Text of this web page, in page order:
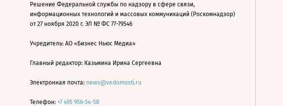
Решение Федеральной службы по надзору в сфере связи,
информационных технологий и массовых коммуникаций (Роскомнадзор)
от 27 ноября 2020 г. ЭЛ № ФС 77-79546
Учредитель: АО «Бизнес Ньюс Медиа»
Главный редактор: Казьмина Ирина Сергеевна
Электронная почта: news@vedomosti.ru
Телефон: +7 495 956-34-58